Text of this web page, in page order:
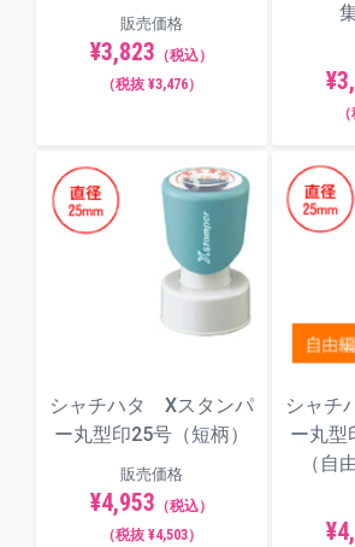
⇒「FAX済」「請求書在中」「親
既製品のXスタンパ―はアスクル
・パプリとアスクルWebサイトの
・パプリ会員の方は、別途アスク
販売価格
¥3,823 （税込）
（税抜 ¥3,476）
シャチハタ Xスタンパ
ー丸型印25号（短柄）
販売価格
¥4,953 （税込）
（税抜 ¥4,503）
シャチ
ー丸型
（自